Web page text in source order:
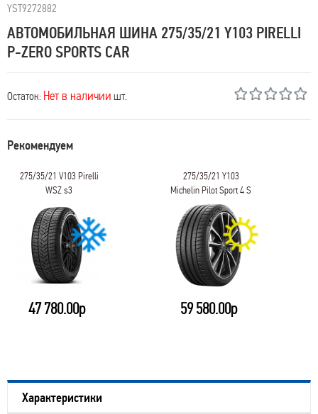
YST9272882
АВТОМОБИЛЬНАЯ ШИНА 275/35/21 Y103 PIRELLI
P-ZERO SPORTS CAR
Остаток: Нет в наличии шт.
Рекомендуем
275/35/21 V103 Pirelli
WSZ s3
47 780.00р
275/35/21 Y103
Michelin Pilot Sport 4 S
59 580.00р
Характеристики